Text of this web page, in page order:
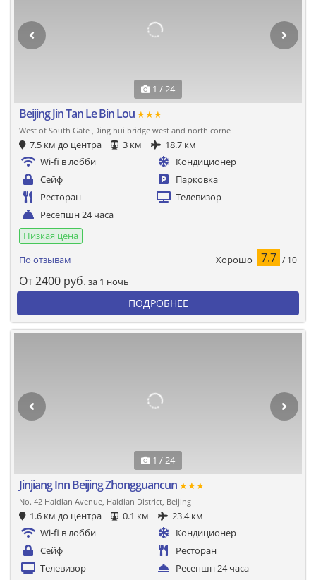
1 / 24
Beijing Jin Tan Le Bin Lou ★★★
West of South Gate ,Ding hui bridge west and north corne
7.5 км до центра 3 км
18.7 км
Wi-fi в лобби
Кондиционер
Сейф
Парковка
Ресторан
Телевизор
Ресепшн 24 часа
Низкая цена
По отзывам
Хорошо 7.7 / 10
От2400 руб. за 1 ночь
ПОДРОБНЕЕ
1 / 24
Jinjiang Inn Beijing Zhongguancun ★★★
No. 42 Haidian Avenue, Haidian District, Beijing
1.6 км до центра 0.1 км
23.4 км
Wi-fi в лобби
Кондиционер
Сейф
Ресторан
Телевизор
Ресепшн 24 часа